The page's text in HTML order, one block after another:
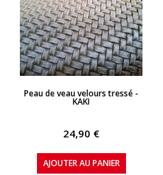
APERÇU RAPIDE
Peau de veau velours tressé -
KAKI
24,90 €
AJOUTER AU PANIER